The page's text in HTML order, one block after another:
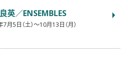
英／ENSEMBLES
月5日（土）〜10月13日（月）